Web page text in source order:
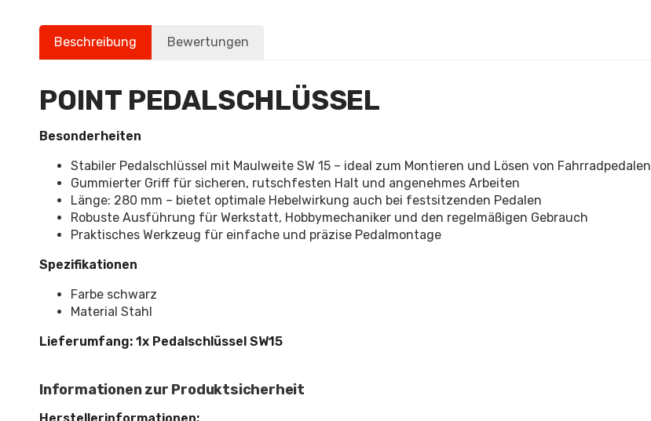
Beschreibung Bewertungen
POINT PEDALSCHLÜSSEL
Besonderheiten
Stabiler Pedalschlüssel mit Maulweite SW 15 – ideal zum Montieren und Lösen von Fahrradpedalen
Gummierter Griff für sicheren, rutschfesten Halt und angenehmes Arbeiten
Länge: 280 mm – bietet optimale Hebelwirkung auch bei festsitzenden Pedalen
Robuste Ausführung für Werkstatt, Hobbymechaniker und den regelmäßigen Gebrauch
Praktisches Werkzeug für einfache und präzise Pedalmontage
Spezifikationen
Farbe schwarz
Material Stahl
Lieferumfang: 1x Pedalschlüssel SW15
Informationen zur Produktsicherheit